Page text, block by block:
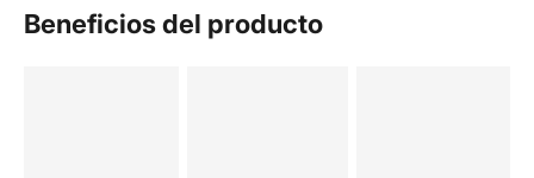
Beneficios del producto